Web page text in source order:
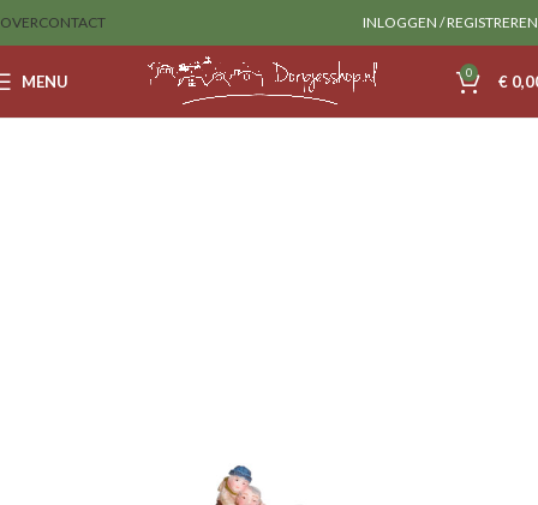
OVERCONTACT INLOGGEN / REGISTREREN
MENU 0 €